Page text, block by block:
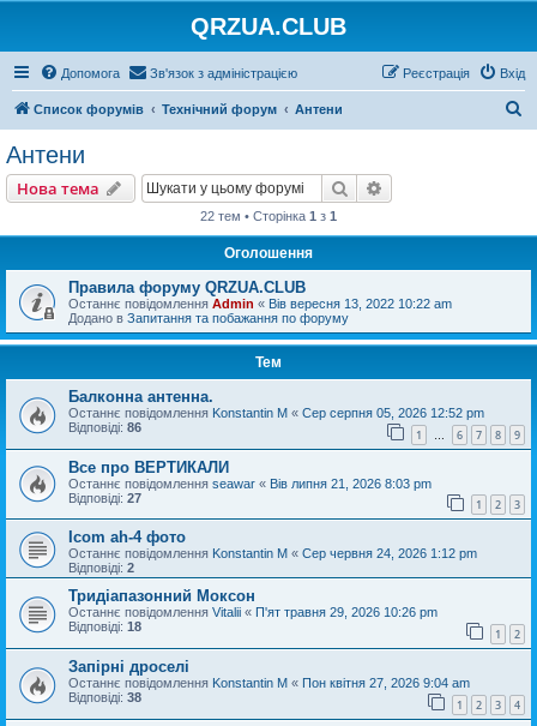
QRZUA.CLUB
Допомога Зв'язок з адміністрацією Вхід
Реєстрація
Список форумів Технічний форум Антени
Антени
Нова тема Пошук
22 тем • Сторінка 1 з 1
Оголошення
Правила форуму QRZUA.CLUB
Останнє повідомлення Admin « Вів вересня 13, 2022 10:22 am
Додано в Запитання та побажання по форуму
Тем
Балконна антенна.
Останнє повідомлення Konstantin M « Сер серпня 05, 2026 12:52 pm
Відповіді: 86 1 … 6 7 8 9
Все про ВЕРТИКАЛИ
Останнє повідомлення seawar « Вів липня 21, 2026 8:03 pm
Відповіді: 27 1 2 3
Icom ah-4 фото
Останнє повідомлення Konstantin M « Сер червня 24, 2026 1:12 pm
Відповіді: 2
Тридіапазонний Моксон
Останнє повідомлення Vitalii « П'ят травня 29, 2026 10:26 pm
Відповіді: 18 1 2
Запірні дроселі
Останнє повідомлення Konstantin M « Пон квітня 27, 2026 9:04 am
Відповіді: 38 1 2 3 4